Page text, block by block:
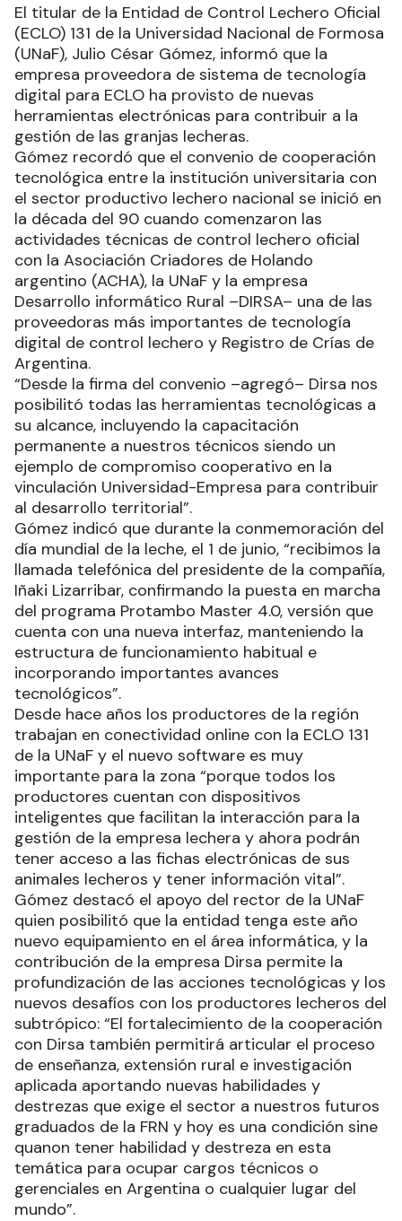
El titular de la Entidad de Control Lechero Oficial
(ECLO) 131 de la Universidad Nacional de Formosa
(UNaF), Julio César Gómez, informó que la
empresa proveedora de sistema de tecnología
digital para ECLO ha provisto de nuevas
herramientas electrónicas para contribuir a la
gestión de las granjas lecheras.
Gómez recordó que el convenio de cooperación
tecnológica entre la institución universitaria con
el sector productivo lechero nacional se inició en
la década del 90 cuando comenzaron las
actividades técnicas de control lechero oficial
con la Asociación Criadores de Holando
argentino (ACHA), la UNaF y la empresa
Desarrollo informático Rural –DIRSA– una de las
proveedoras más importantes de tecnología
digital de control lechero y Registro de Crías de
Argentina.
“Desde la firma del convenio –agregó– Dirsa nos
posibilitó todas las herramientas tecnológicas a
su alcance, incluyendo la capacitación
permanente a nuestros técnicos siendo un
ejemplo de compromiso cooperativo en la
vinculación Universidad-Empresa para contribuir
al desarrollo territorial”.
Gómez indicó que durante la conmemoración del
día mundial de la leche, el 1 de junio, “recibimos la
llamada telefónica del presidente de la compañía,
Iñaki Lizarribar, confirmando la puesta en marcha
del programa Protambo Master 4.0, versión que
cuenta con una nueva interfaz, manteniendo la
estructura de funcionamiento habitual e
incorporando importantes avances
tecnológicos”.
Desde hace años los productores de la región
trabajan en conectividad online con la ECLO 131
de la UNaF y el nuevo software es muy
importante para la zona “porque todos los
productores cuentan con dispositivos
inteligentes que facilitan la interacción para la
gestión de la empresa lechera y ahora podrán
tener acceso a las fichas electrónicas de sus
animales lecheros y tener información vital”.
Gómez destacó el apoyo del rector de la UNaF
quien posibilitó que la entidad tenga este año
nuevo equipamiento en el área informática, y la
contribución de la empresa Dirsa permite la
profundización de las acciones tecnológicas y los
nuevos desafíos con los productores lecheros del
subtrópico: “El fortalecimiento de la cooperación
con Dirsa también permitirá articular el proceso
de enseñanza, extensión rural e investigación
aplicada aportando nuevas habilidades y
destrezas que exige el sector a nuestros futuros
graduados de la FRN y hoy es una condición sine
quanon tener habilidad y destreza en esta
temática para ocupar cargos técnicos o
gerenciales en Argentina o cualquier lugar del
mundo”.